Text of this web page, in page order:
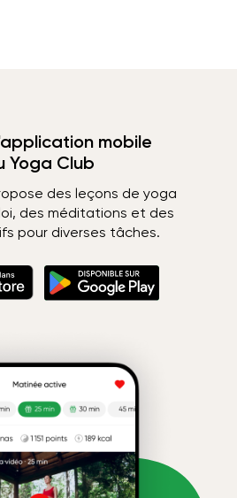
mobile
Yoga Club
des leçons de yoga
des méditations et des
pour diverses tâches.